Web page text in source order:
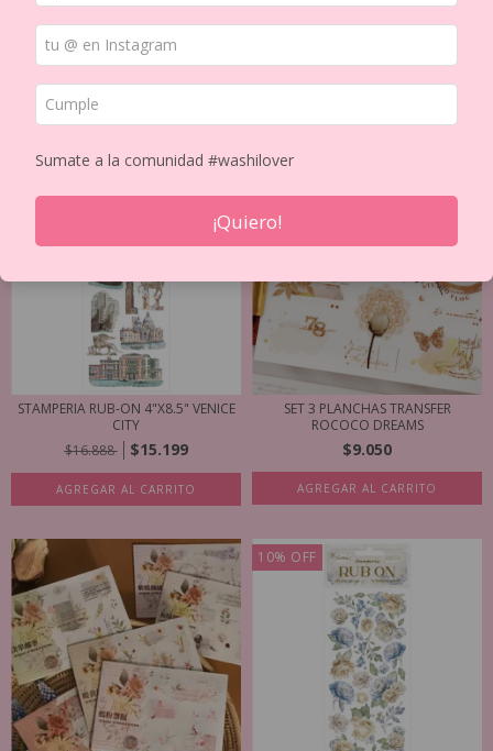
Inicio / STICKERS Y TRANSFERS / MATERIAL / Transfers
Ordenar por
STAMPERIA RUB-ON 4"X8.5" VENICE
CITY
$16.888
$15.199
AGREGAR AL CARRITO
SET 3 PLANCHAS TRANSFER
ROCOCO DREAMS
$9.050
AGREGAR AL CARRITO
10% OFF
Sumate a la comunidad #washilover
¡Quiero!